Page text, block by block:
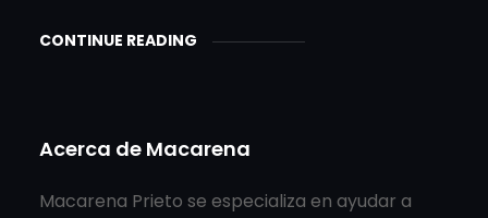
CONTINUE READING
Acerca de Macarena
Macarena Prieto se especializa en ayudar a